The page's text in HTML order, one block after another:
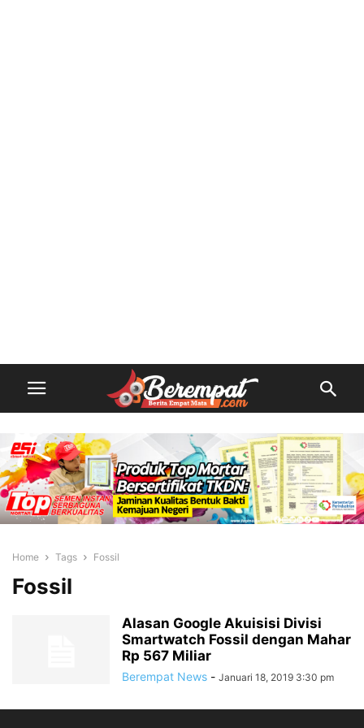
Home Tags Fossil
Fossil
Alasan Google Akuisisi Divisi
Smartwatch Fossil dengan Mahar
Rp 567 Miliar
Berempat News - Januari 18, 2019 3:30 pm